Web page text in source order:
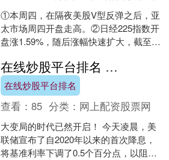
①本周四，在隔夜美股V型反弹之后，亚
太市场周四开盘走高。②日经225指数开
盘涨1.59%，随后涨幅快速扩大，截至发
涨....
在线炒股平台排名 全球大变局开启！日韩股市高开 美联储降息影响哪些资产？A股坐等开盘！
在线炒股平台排名
查看：85 分类： 网上配资股票网
大变局的时代已然开启！ 今天凌晨，美
联储宣布了自2020年以来的首次降息，
将基准利率下调了0.5个百分点，以阻止